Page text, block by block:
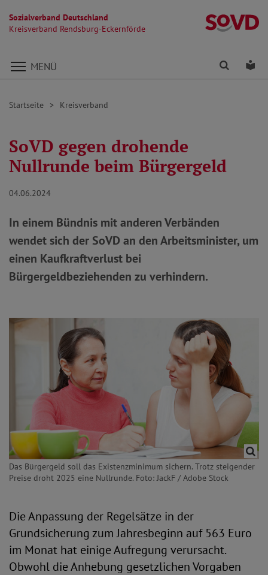
Sozialverband Deutschland
Kreisverband Rendsburg-Eckernförde
Direkt zu den Inhalten springen
MENÜ Finden
Startseite Kreisverband
SoVD gegen drohende
Nullrunde beim Bürgergeld
04.06.2024
In einem Bündnis mit anderen Verbänden
wendet sich der SoVD an den Arbeitsminister, um
einen Kaufkraftverlust bei
Bürgergeldbeziehenden zu verhindern.
Das Bürgergeld soll das Existenzminimum sichern. Trotz steigender
Preise droht 2025 eine Nullrunde. Foto: JackF / Adobe Stock
Die Anpassung der Regelsätze in der
Grundsicherung zum Jahresbeginn auf 563 Euro
im Monat hat einige Aufregung verursacht.
Obwohl die Anhebung gesetzlichen Vorgaben